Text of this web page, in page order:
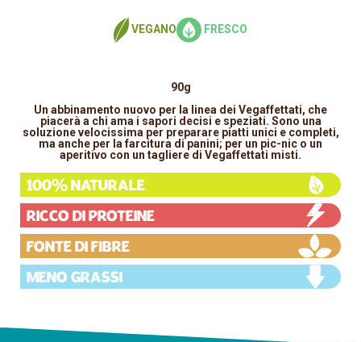
VEGANO FRESCO
90g
Un abbinamento nuovo per la linea dei Vegaffettati, che
piacerà a chi ama i sapori decisi e speziati. Sono una
soluzione velocissima per preparare piatti unici e completi,
ma anche per la farcitura di panini; per un pic-nic o un
aperitivo con un tagliere di Vegaffettati misti.
100% Naturale
Ricco di proteine
Fonte di fibre
Meno grassi